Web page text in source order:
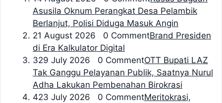
Asusila Oknum Perangkat Desa Pelambik
Berlanjut, Polisi Diduga Masuk Angin
21 August 2026 0 CommentBrand Presiden
di Era Kalkulator Digital
329 July 2026 0 CommentOTT Bupati LAZ
Tak Ganggu Pelayanan Publik, Saatnya Nurul
Adha Lakukan Pembenahan Birokrasi
423 July 2026 0 CommentMeritokrasi,